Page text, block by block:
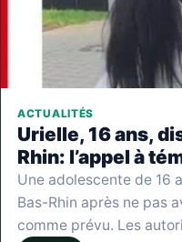
ACTUALITÉS
Urielle, 16 ans,
Rhin: l’appel à
Une adolescente de 16
Bas-Rhin après ne pas
comme prévu. Les